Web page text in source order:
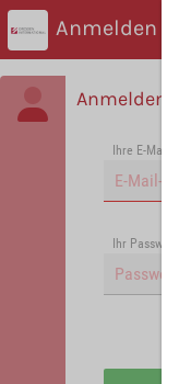
Anmelden
Anmelden
Ihre E-Mail-
Ihr Passwort